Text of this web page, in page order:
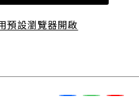
預設瀏覽器開啟